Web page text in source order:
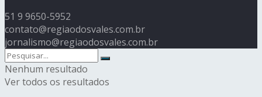
51 9 9650-5952
contato@regiaodosvales.com.br
jornalismo@regiaodosvales.com.br
Nenhum resultado
Ver todos os resultados